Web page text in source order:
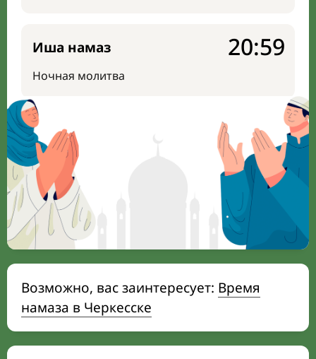
Иша намаз
Ночная молитва
20:59
Возможно, вас заинтересует: Время
намаза в Черкесске